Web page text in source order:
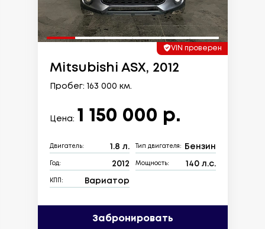
VIN проверен
Mitsubishi ASX, 2012
Пробег: 163 000 км.
Цена: 1 150 000 р.
Двигатель: 1.8 л. Тип двигателя: Бензин
Год: 2012 Мощность: 140 л.с.
КПП: Вариатор
Забронировать